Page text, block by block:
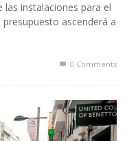
las instalaciones para el
ascenderá a
0 Comments